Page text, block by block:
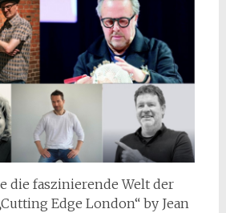
die faszinierende Welt der
Edge London“ by Jean